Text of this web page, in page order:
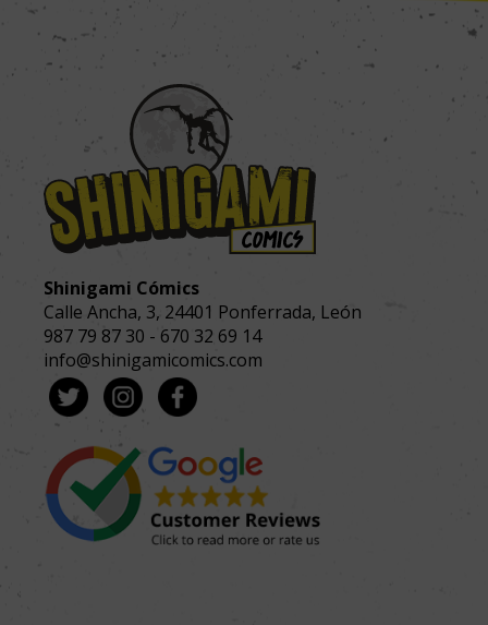
Shinigami Cómics
Calle Ancha, 3, 24401 Ponferrada, León
987 79 87 30 - 670 32 69 14
info@shinigamicomics.com